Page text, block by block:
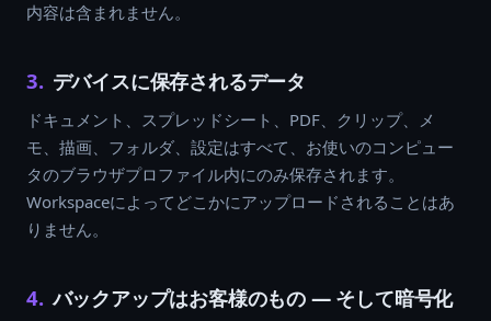
内容は含まれません。
3. デバイスに保存されるデータ
ドキュメント、スプレッドシート、PDF、クリップ、メ
モ、描画、フォルダ、設定はすべて、お使いのコンピュー
タのブラウザプロファイル内にのみ保存されます。
Workspaceによってどこかにアップロードされることはあ
りません。
4. バックアップはお客様のもの — そして暗号化